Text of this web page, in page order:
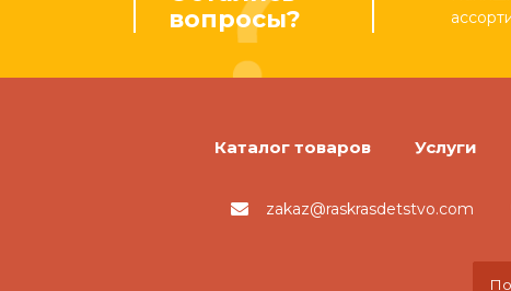
вопросы?
Каталог товаров Услуги
zakaz@raskrasdetstvo.com